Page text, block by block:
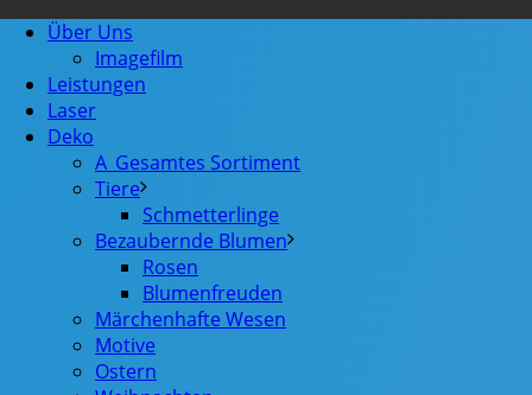
Über Uns
Imagefilm
Leistungen
Laser
Deko
A_Gesamtes Sortiment
Tiere
Schmetterlinge
Bezaubernde Blumen
Rosen
Blumenfreuden
Märchenhafte Wesen
Motive
Ostern